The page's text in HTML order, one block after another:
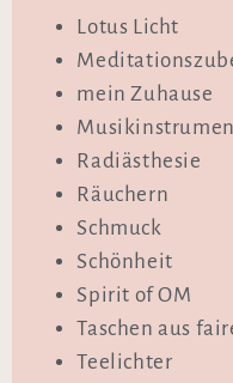
Lotus Licht
mein Zuhause
Radiästhesie
Räuchern
Schmuck
Schönheit
Spirit of OM
Taschen aus
Teelichter